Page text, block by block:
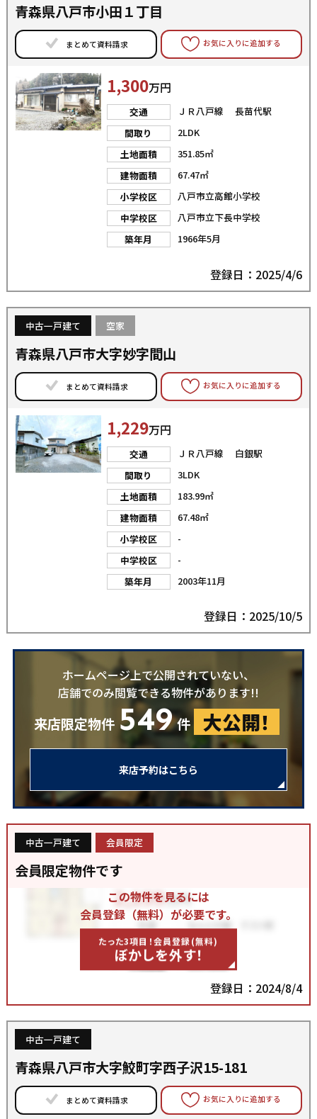
青森県八戸市小田１丁目
まとめて資料請求 お気に入りに追加する
1,300万円
交通
ＪＲ八戸線 長苗代駅
間取り
2LDK
土地面積
351.85㎡
建物面積
67.47㎡
小学校区
八戸市立高館小学校
中学校区
八戸市立下長中学校
築年月
1966年5月
登録日：2025/4/6
中古一戸建て 空家
青森県八戸市大字妙字間山
まとめて資料請求 お気に入りに追加する
1,229万円
交通
ＪＲ八戸線 白銀駅
間取り
3LDK
土地面積
183.99㎡
建物面積
67.48㎡
小学校区
-
中学校区
-
築年月
2003年11月
登録日：2025/10/5
ホームページ上で公開されていない、
店舗でのみ閲覧できる物件があります!!
来店限定物件 549件 大公開！
来店予約はこちら
中古一戸建て 会員限定
会員限定物件です
この物件を見るには
会員登録（無料）が必要です。
たった3項目！会員登録(無料)
ぼかしを外す！
登録日：2024/8/4
中古一戸建て
青森県八戸市大字鮫町字西子沢15-181
まとめて資料請求 お気に入りに追加する